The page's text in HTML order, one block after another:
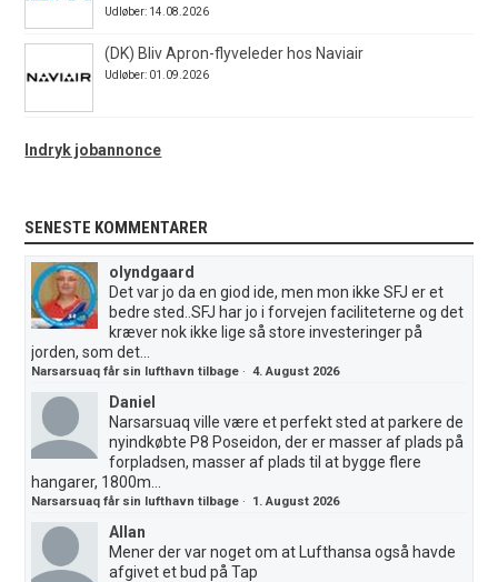
Udløber: 14.08.2026
(DK) Bliv Apron-flyveleder hos Naviair
Udløber: 01.09.2026
Indryk jobannonce
SENESTE KOMMENTARER
olyndgaard
Det var jo da en giod ide, men mon ikke SFJ er et
bedre sted..SFJ har jo i forvejen faciliteterne og det
kræver nok ikke lige så store investeringer på
jorden, som det...
Narsarsuaq får sin lufthavn tilbage ·4. August 2026
Daniel
Narsarsuaq ville være et perfekt sted at parkere de
nyindkøbte P8 Poseidon, der er masser af plads på
forpladsen, masser af plads til at bygge flere
hangarer, 1800m...
Narsarsuaq får sin lufthavn tilbage · 1. August 2026
Allan
Mener der var noget om at Lufthansa også havde
afgivet et bud på Tap